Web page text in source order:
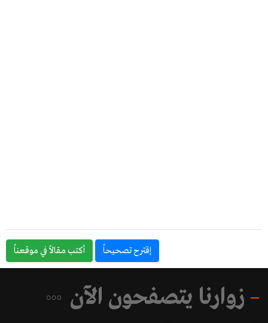
إقترح تصحيحاً أكتب مقالاً في موقعناً
زوارنا يتصفحون الآن